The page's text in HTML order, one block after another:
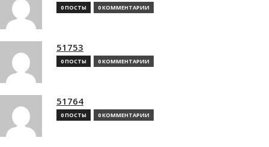
0 ПОСТЫ 0 КОММЕНТАРИИ
51753
0 ПОСТЫ 0 КОММЕНТАРИИ
51764
0 ПОСТЫ 0 КОММЕНТАРИИ